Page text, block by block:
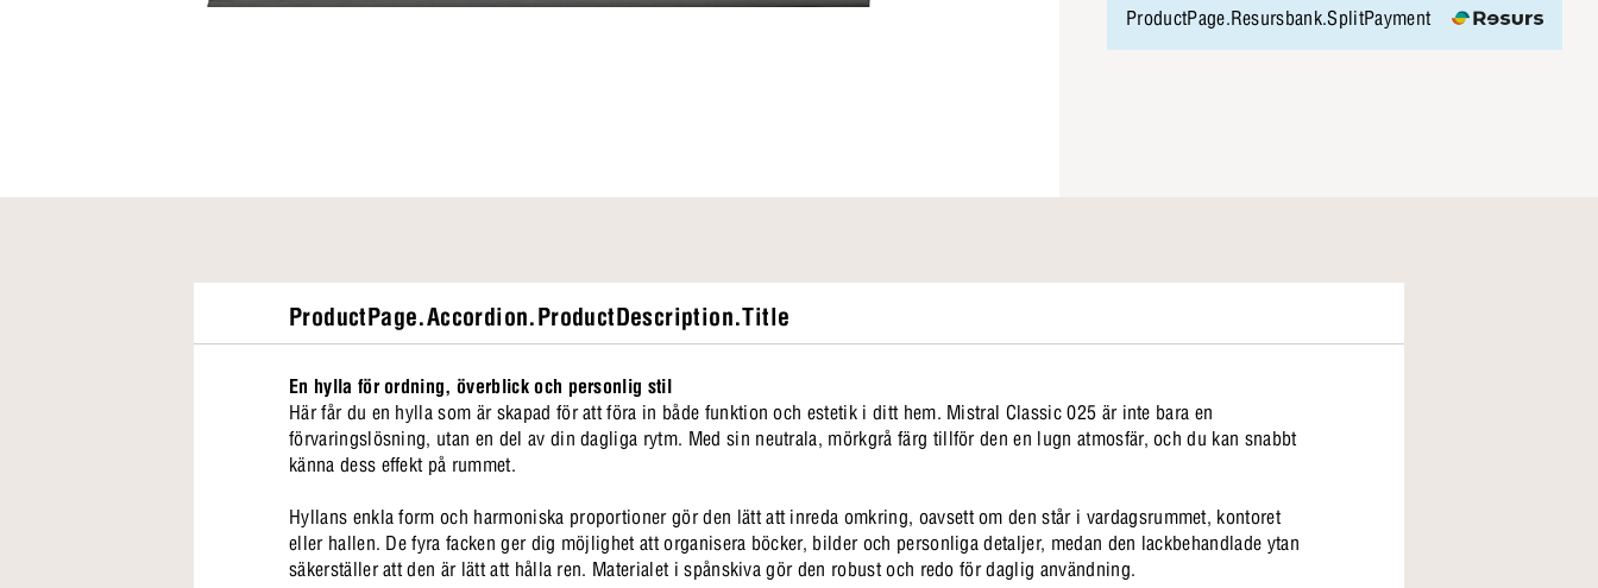
ProductPage.Resursbank.SplitPayment
ProductPage.Accordion.ProductDescription.Title
En hylla för ordning, överblick och personlig stil
Här får du en hylla som är skapad för att föra in både funktion och estetik i ditt hem. Mistral Classic 025 är inte bara en
förvaringslösning, utan en del av din dagliga rytm. Med sin neutrala, mörkgrå färg tillför den en lugn atmosfär, och du kan snabbt
känna dess effekt på rummet.
Hyllans enkla form och harmoniska proportioner gör den lätt att inreda omkring, oavsett om den står i vardagsrummet, kontoret
eller hallen. De fyra facken ger dig möjlighet att organisera böcker, bilder och personliga detaljer, medan den lackbehandlade ytan
säkerställer att den är lätt att hålla ren. Materialet i spånskiva gör den robust och redo för daglig användning.